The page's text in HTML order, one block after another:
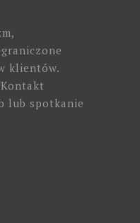
klientów.
lub spotkanie